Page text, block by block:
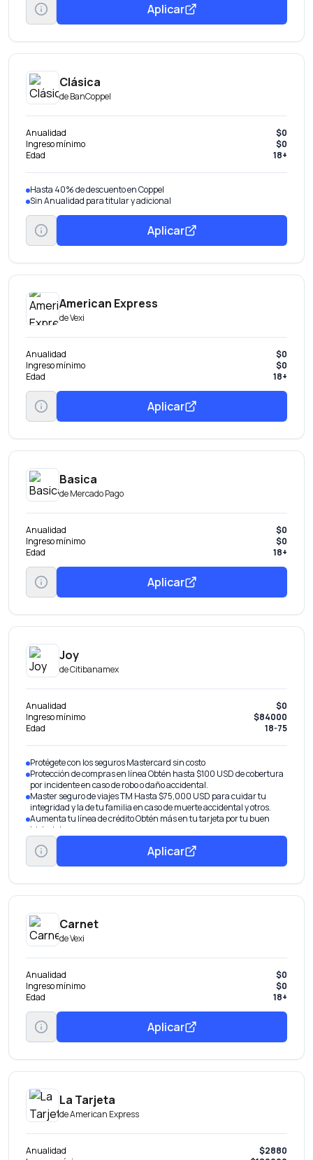
Aplicar
Clásica
deBanCoppel
Anualidad
$0
Ingreso mínimo
$0
Edad
18+
Hasta 40% de descuento en Coppel
Sin Anualidad para titular y adicional
Aplicar
American Express
deVexi
Anualidad
$0
Ingreso mínimo
$0
Edad
18+
Aplicar
Basica
deMercado Pago
Anualidad
$0
Ingreso mínimo
$0
Edad
18+
Aplicar
Joy
deCitibanamex
Anualidad
$0
Ingreso mínimo
$84000
Edad
18-75
Protégete con los seguros Mastercard sin costo
Protección de compras en línea Obtén hasta $100 USD de cobertura
por incidente en caso de robo o daño accidental.
Master seguro de viajes TM Hasta $75,000 USD para cuidar tu
integridad y la de tu familia en caso de muerte accidental y otros.
Aumenta tu línea de crédito Obtén más en tu tarjeta por tu buen
historial.
Transfiere tu deuda De otros bancos con tasa de interés
preferencial.
Obtén pagos fijos Parcializa tus compras o saldo con una tasa
Disponible Banamex Convierte parte de tu línea de crédito en efectivo
con tasa preferencial. Beneficio por invitación.
Aplicar
Carnet
deVexi
Anualidad
$0
Ingreso mínimo
$0
Edad
18+
Aplicar
La Tarjeta
deAmerican Express
Anualidad
$2880